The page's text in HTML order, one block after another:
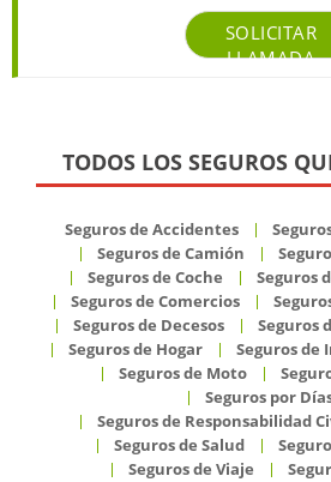
SOLICITAR
LLAMADA
TODOS LOS SEGUROS
Seguros de Accidentes
Seguros de Camión
Seguros de Coche
Seguros
Seguros de Comercios
Seguros de Decesos
Seguros
Seguros de Hogar
Seguros de
Seguros de Moto
Seguros por
Seguros de Responsabilidad
Seguros de Salud
Seguros de Viaje